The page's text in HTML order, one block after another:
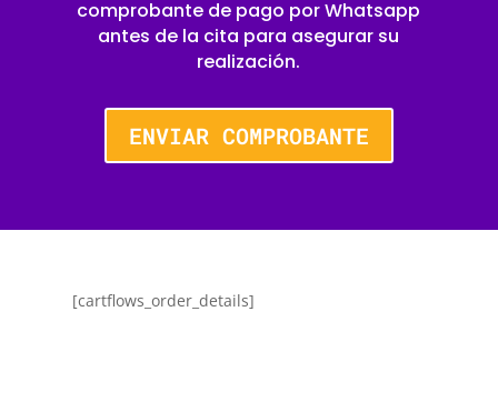
comprobante de pago por Whatsapp
antes de la cita para asegurar su
realización.
ENVIAR COMPROBANTE
[cartflows_order_details]